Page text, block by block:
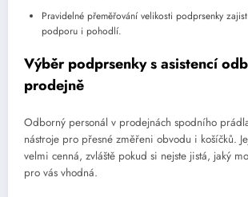
Pravidelné přeměřování velikosti podprsenky
podporu i pohodlí.
Výběr podprsenky s asistencí
prodejně
Odborný personál v prodejnách spodního
nástroje pro přesné změřeni obvodu i košíčků.
velmi cenná, zvláště pokud si nejste jistá, jaký
pro vás vhodná.